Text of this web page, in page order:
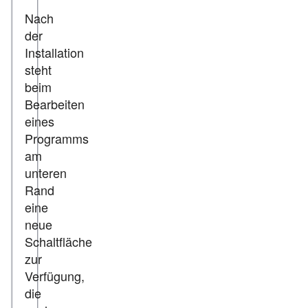
Nach
der
Installation
steht
beim
Bearbeiten
eines
Programms
am
unteren
Rand
eine
neue
Schaltfläche
zur
Verfügung,
die